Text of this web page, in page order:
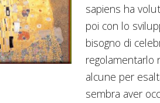
sapiens ha
poi con lo
bisogno di
regolamentarlo
alcune per
sembra aver